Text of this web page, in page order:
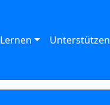
Lernen Unterstützen